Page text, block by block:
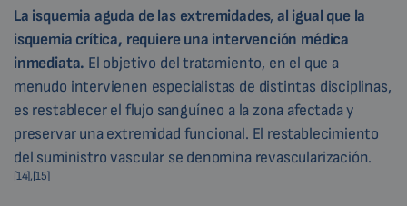
La isquemia aguda de las extremidades, al igual que la
isquemia crítica, requiere una intervención médica
inmediata. El objetivo del tratamiento, en el que a
menudo intervienen especialistas de distintas disciplinas,
es restablecer el flujo sanguíneo a la zona afectada y
preservar una extremidad funcional. El restablecimiento
del suministro vascular se denomina revascularización.
[14],[15]